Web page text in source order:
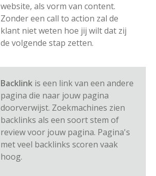
website, als vorm van content.
Zonder een call to action zal de
klant niet weten hoe jij wilt dat zij
de volgende stap zetten.
Backlink is een link van een andere
pagina die naar jouw pagina
doorverwijst. Zoekmachines zien
backlinks als een soort stem of
review voor jouw pagina. Pagina's
met veel backlinks scoren vaak
hoog.